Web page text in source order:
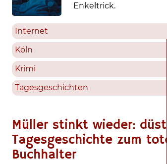
Enkeltrick.
Internet
Köln
Krimi
Tagesgeschichten
Müller stinkt wieder:
Tagesgeschichte zum
Buchhalter